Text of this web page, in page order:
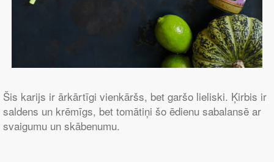
Šis karijs ir ārkārtīgi vienkāršs, bet garšo lieliski. Ķirbis ir
saldens un krēmīgs, bet tomātiņi šo ēdienu sabalansē ar
svaigumu un skābenumu.